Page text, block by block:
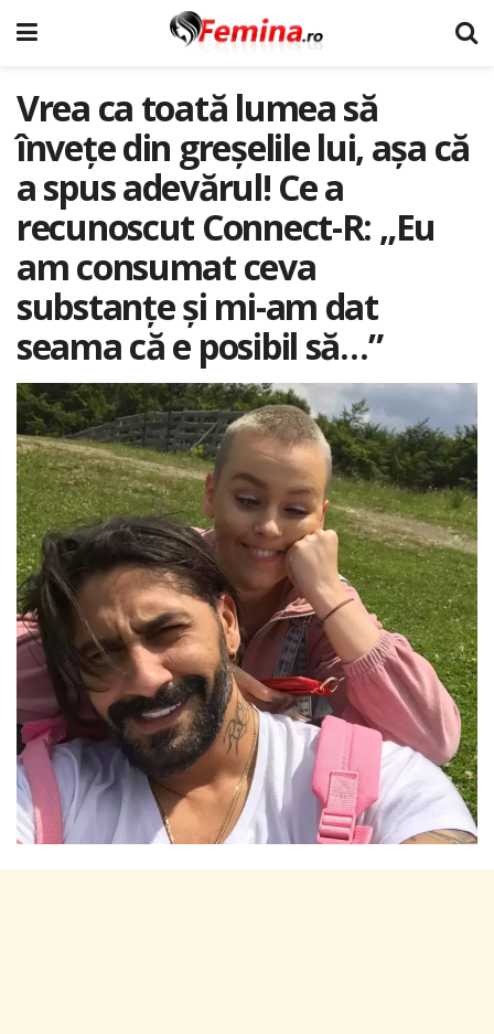
Vrea ca toată lumea să
învețe din greșelile lui, așa că
a spus adevărul! Ce a
recunoscut Connect-R: „Eu
am consumat ceva
substanțe și mi-am dat
seama că e posibil să…”